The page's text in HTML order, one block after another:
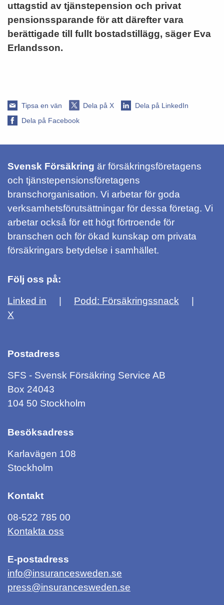
uttagstid av tjänstepension och privat
pensionssparande för att därefter vara
berättigade till fullt bostadstillägg, säger Eva
Erlandsson.
Tipsa en vän Dela på X
Dela på LinkedIn
Dela på Facebook
Svensk Försäkring är försäkringsföretagens
och tjänstepensionsföretagens
branschorganisation. Vi arbetar för goda
verksamhetsförutsättningar för dessa företag. Vi
arbetar också för ett högt förtroende för
branschen och för ökad kunskap om privata
försäkringars betydelse i samhället.
Följ oss på:
Linked in
Podd: Försäkringssnack
X
Postadress
SFS - Svensk Försäkring Service AB
Box 24043
104 50 Stockholm
Besöksadress
Karlavägen 108
Stockholm
Kontakt
08-522 785 00
Kontakta oss
E-postadress
info@insurancesweden.se
press@insurancesweden.se